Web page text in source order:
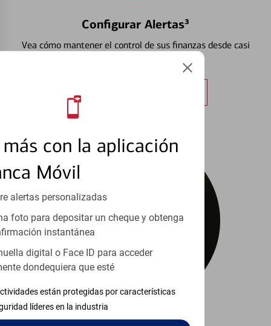
con la aplicación
Móvil
alertas personalizadas
foto para depositar un cheque y obtenga
instantánea
digital o Face ID para acceder
dondequiera que esté
están protegidas por características
líderes en la industria
Configurar Alertas³
Vea cómo mantener el control de sus finanzas desde casi
Obtener más información